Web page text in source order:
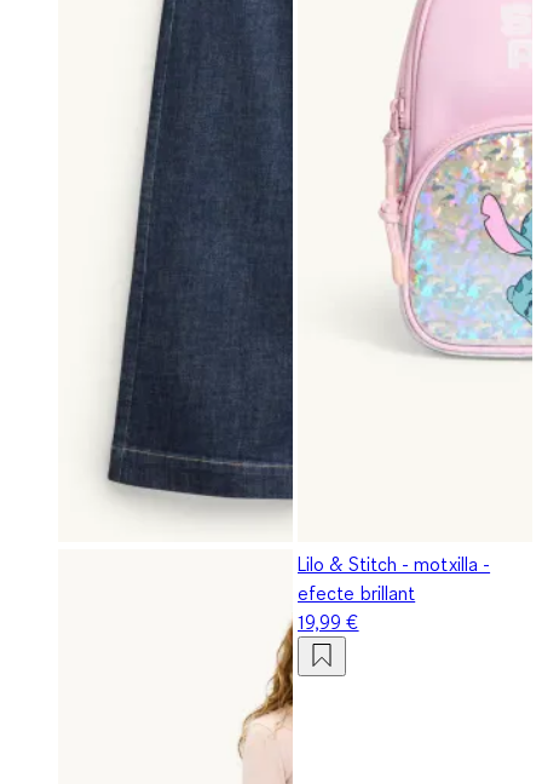
Lilo & Stitch - motxilla -
efecte brillant
19,99 €